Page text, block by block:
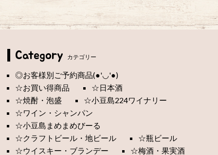
Category カテゴリー
◎お客様別ご予約商品(●'◡'●)
☆お買い得商品
☆日本酒
☆焼酎・泡盛
☆小豆島224ワイナリー
☆ワイン・シャンパン
☆小豆島まめまめびーる
☆クラフトビール・地ビール
☆瓶ビール
☆ウイスキー・ブランデー
☆梅酒・果実酒